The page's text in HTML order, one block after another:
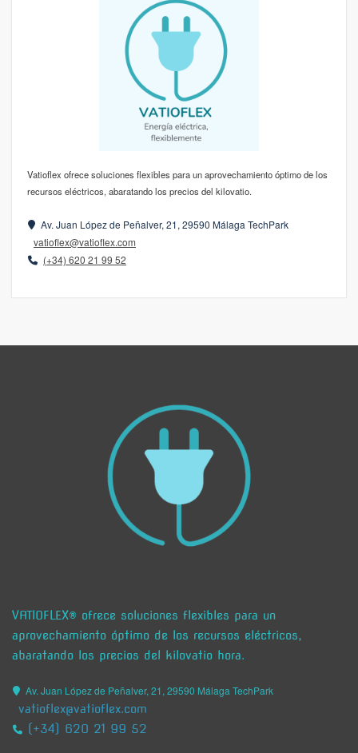
Vatioflex ofrece soluciones flexibles para un aprovechamiento óptimo de los
recursos eléctricos, abaratando los precios del kilovatio.
Av. Juan López de Peñalver, 21, 29590 Málaga TechPark
vatioflex@vatioflex.com
(+34) 620 21 99 52
VATIOFLEX® ofrece soluciones flexibles para un
aprovechamiento óptimo de los recursos eléctricos,
abaratando los precios del kilovatio hora.
Av. Juan López de Peñalver, 21, 29590 Málaga TechPark
vatioflex@vatioflex.com
(+34) 620 21 99 52